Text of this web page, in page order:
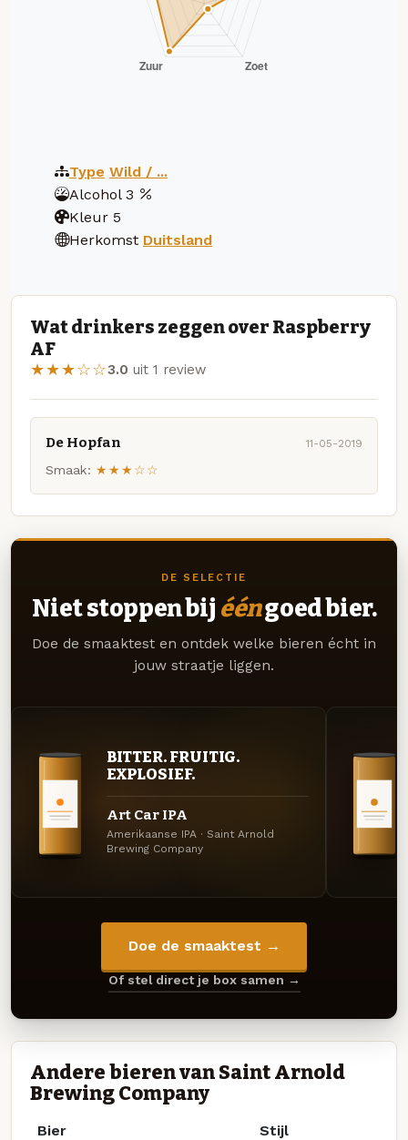
Type Wild / ...
Alcohol 3
Kleur 5
Herkomst Duitsland
Wat drinkers zeggen over Raspberry
AF
★★★☆☆3.0 uit 1 review
De Hopfan 11-05-2019
Smaak: ★★★☆☆
DE SELECTIE
Niet stoppen bij ééngoed bier.
Doe de smaaktest en ontdek welke bieren écht in
jouw straatje liggen.
BITTER. FRUITIG.
EXPLOSIEF.
Art Car IPA
Amerikaanse IPA · Saint Arnold
Brewing Company
Doe de smaaktest →
Of stel direct je box samen →
Andere bieren van Saint Arnold
Brewing Company
Bier Stijl